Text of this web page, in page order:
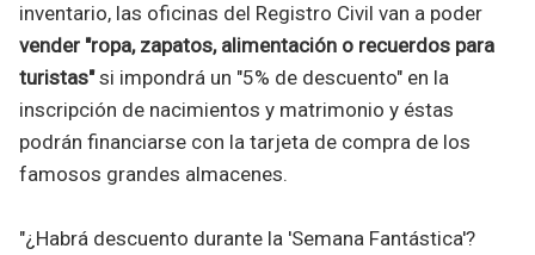
inventario, las oficinas del Registro Civil van a poder
vender "ropa, zapatos, alimentación o recuerdos para
turistas"si impondrá un "5% de descuento" en la
inscripción de nacimientos y matrimonio y éstas
podrán financiarse con la tarjeta de compra de los
famosos grandes almacenes.
"¿Habrá descuento durante la 'Semana Fantástica'?